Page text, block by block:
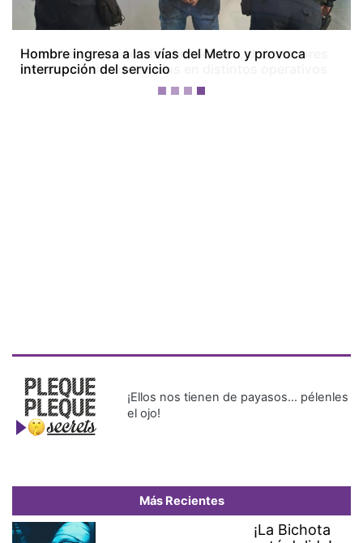
Colón bajo tensión: dos homicidios, dos menores
baleados y tres detenidos en distintos operativos
¡Ellos nos tienen de payasos… pélenles
el ojo!
Más Recientes
¡La Bichota